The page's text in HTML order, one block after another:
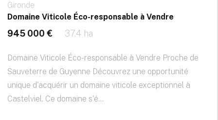
Gironde
Domaine Viticole Éco-responsable à Vendre
945 000 € 37.4 ha
Domaine Viticole Éco-responsable à Vendre Proche de
Sauveterre de Guyenne Découvrez une opportunité
unique d'acquérir un domaine viticole exceptionnel à
Castelviel. Ce domaine s'é...